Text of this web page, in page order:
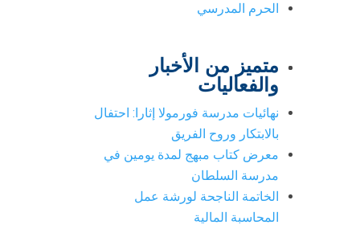
الحرم المدرسي
متميز من الأخبار
والفعاليات
نهائيات مدرسة فورمولا إثارا: احتفال
بالابتكار وروح الفريق
معرض كتاب مبهج لمدة يومين في
مدرسة السلطان
الخاتمة الناجحة لورشة عمل
المحاسبة المالية